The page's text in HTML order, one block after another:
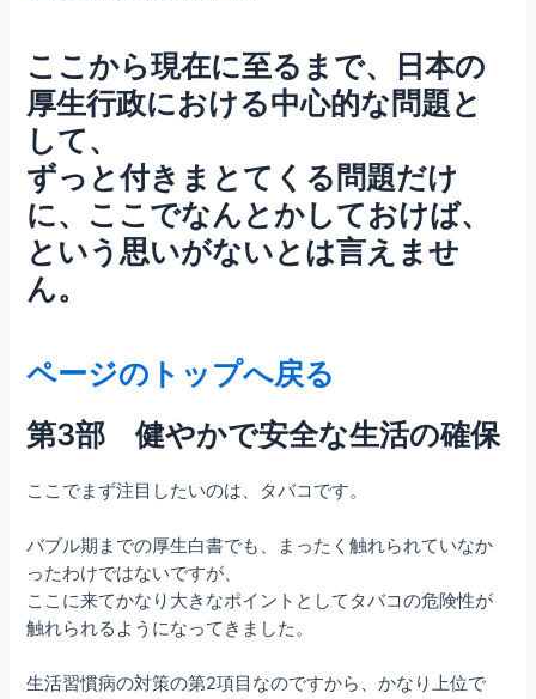
ここから現在に至るまで、日本の
厚生行政における中心的な問題と
して、
ずっと付きまとてくる問題だけ
に、ここでなんとかしておけば、
という思いがないとは言えませ
ん。
ページのトップへ戻る
第3部 健やかで安全な生活の確保
ここでまず注目したいのは、タバコです。
バブル期までの厚生白書でも、まったく触れられていなか
ったわけではないですが、
ここに来てかなり大きなポイントとしてタバコの危険性が
触れられるようになってきました。
生活習慣病の対策の第2項目なのですから、かなり上位で